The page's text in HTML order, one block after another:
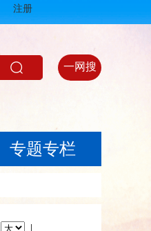
注册
一网搜
专题专栏
|